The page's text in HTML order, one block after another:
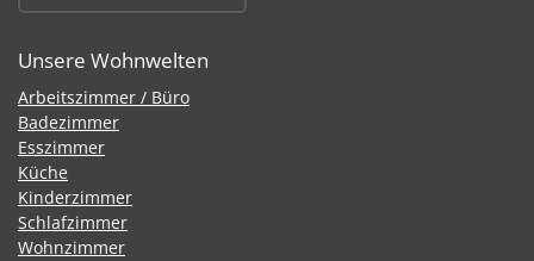
Unsere Wohnwelten
Arbeitszimmer / Büro
Badezimmer
Esszimmer
Küche
Kinderzimmer
Schlafzimmer
Wohnzimmer